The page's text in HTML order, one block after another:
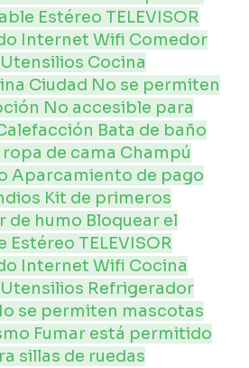
Estéreo TELEVISOR
InternetWifi Comedor
Cocina
Ciudad No se permiten
No accesible para
Bata de baño
ropa de cama Champú
Aparcamiento de pago
Kit de primeros
de humo Bloquear el
Estéreo TELEVISOR
InternetWifi Cocina
Refrigerador
se permiten mascotas
Fumar está permitido
sillas de ruedas